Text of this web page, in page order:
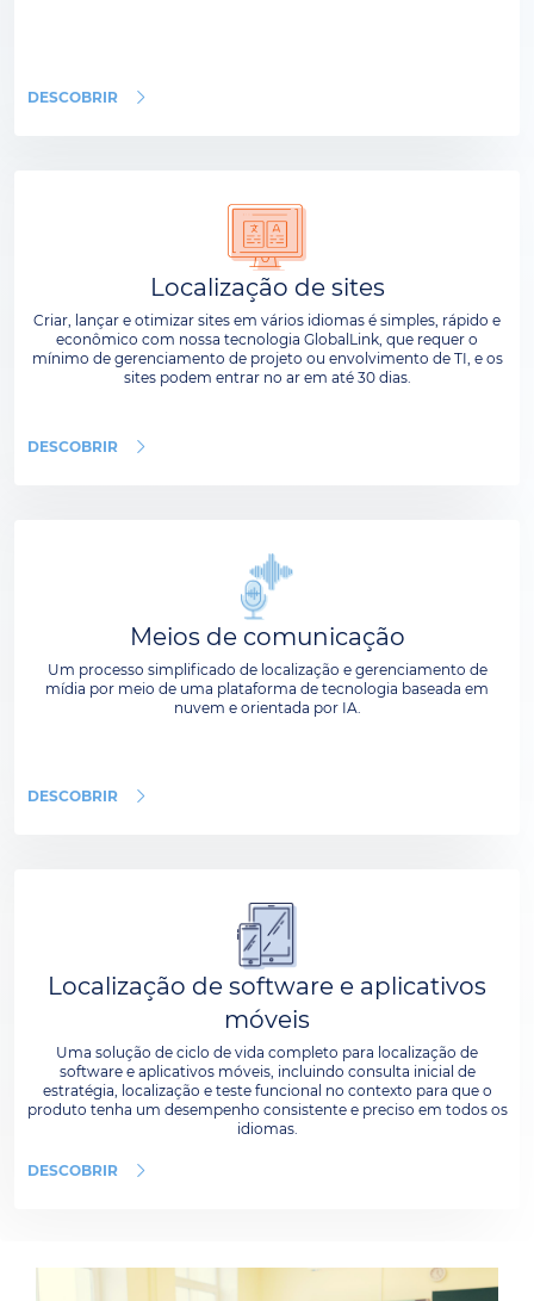
DESCOBRIR
Localização de sites
Criar, lançar e otimizar sites em vários idiomas é simples, rápido e
econômico com nossa tecnologia GlobalLink, que requer o
mínimo de gerenciamento de projeto ou envolvimento de TI, e os
sites podem entrar no ar em até 30 dias.
DESCOBRIR
Meios de comunicação
Um processo simplificado de localização e gerenciamento de
mídia por meio de uma plataforma de tecnologia baseada em
nuvem e orientada por IA.
DESCOBRIR
Localização de software e aplicativos
móveis
Uma solução de ciclo de vida completo para localização de
software e aplicativos móveis, incluindo consulta inicial de
estratégia, localização e teste funcional no contexto para que o
produto tenha um desempenho consistente e preciso em todos os
idiomas.
DESCOBRIR